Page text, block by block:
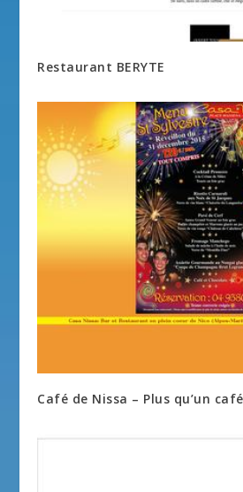
Restaurant BERYTE
Café de Nissa – Plus qu’un